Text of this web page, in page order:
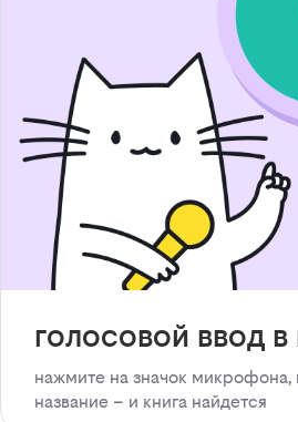
голосовой ввод в
нажмите на значок микрофона,
название – и книга найдется